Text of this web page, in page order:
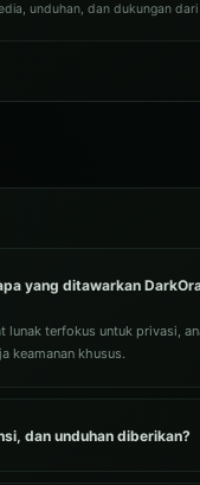
unduhan, dan dukungan
yang ditawarkan
lunak terfokus untuk privasi,
keamanan khusus.
dan unduhan diberikan?